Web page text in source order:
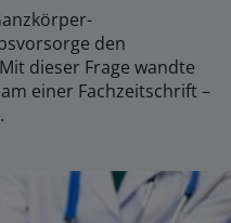
den
dieser Frage wandte
einer Fachzeitschrift –